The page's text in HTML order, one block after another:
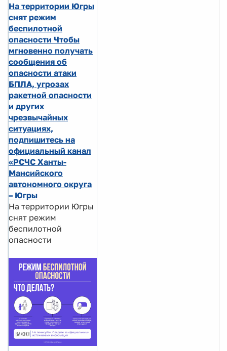
На территории Югры
снят режим
беспилотной
опасности Чтобы
мгновенно получать
сообщения об
опасности атаки
БПЛА, угрозах
ракетной опасности
и других
чрезвычайных
ситуациях,
подпишитесь на
официальный канал
«РСЧС Ханты-
Мансийского
автономного округа
– Югры
На территории Югры
снят режим
беспилотной
опасности